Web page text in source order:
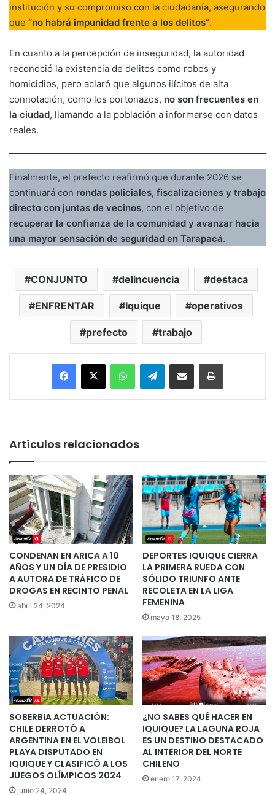
institución y su compromiso con la ciudadanía, asegurando
que “no habrá impunidad frente a los delitos”.
En cuanto a la percepción de inseguridad, la autoridad
reconoció la existencia de delitos como robos y
homicidios, pero aclaró que algunos ilícitos de alta
connotación, como los portonazos, no son frecuentes en
la ciudad, llamando a la población a informarse con datos
reales.
Finalmente, el prefecto reafirmó que durante 2026 se
continuará con rondas policiales, fiscalizaciones y trabajo
directo con juntas de vecinos, con el objetivo de
recuperar la confianza de la comunidad y avanzar hacia
una mayor sensación de seguridad en Tarapacá.
CONJUNTO delincuencia destaca
ENFRENTAR Iquique operativos
prefecto trabajo
Facebook
X WhatsAppTelegramEnviar vía email Imprimir
Artículos relacionados
CONDENAN EN ARICA A 10
AÑOS Y UN DÍA DE PRESIDIO
A AUTORA DE TRÁFICO DE
DROGAS EN RECINTO PENAL
abril 24, 2024
DEPORTES IQUIQUE CIERRA
LA PRIMERA RUEDA CON
SÓLIDO TRIUNFO ANTE
RECOLETA EN LA LIGA
FEMENINA
mayo 18, 2025
SOBERBIA ACTUACIÓN:
CHILE DERROTÓ A
ARGENTINA EN EL VOLEIBOL
PLAYA DISPUTADO EN
IQUIQUE Y CLASIFICÓ A LOS
JUEGOS OLÍMPICOS 2024
junio 24, 2024
¿NO SABES QUÉ HACER EN
IQUIQUE? LA LAGUNA ROJA
ES UN DESTINO DESTACADO
AL INTERIOR DEL NORTE
CHILENO
enero 17, 2024